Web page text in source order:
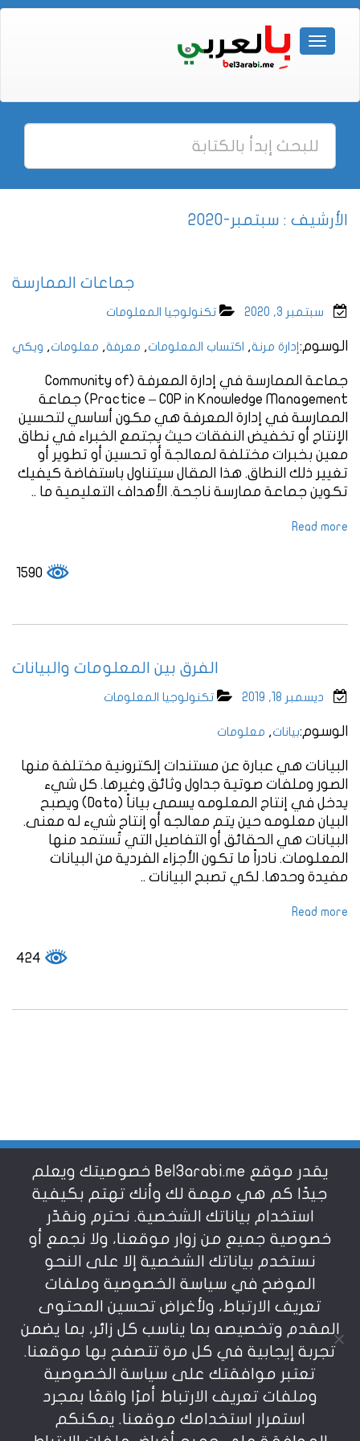
الأرشيف : سبتمبر-2020
جماعات الممارسة
سبتمبر 3, 2020 تكنولوجيا المعلومات
الوسوم: إدارة مرنة, اكتساب المعلومات, معرفة, معلومات, ويكي
جماعة الممارسة في إدارة المعرفة (Community of
Practice – COP in Knowledge Management) جماعة
الممارسة في إدارة المعرفة هي مكون أساسي لتحسين
الإنتاج أو تخفيض النفقات حيث يجتمع الخبراء في نطاق
معين بخبرات مختلفة لمعالجة أو تحسين أو تطوير أو
تغيير ذلك النطاق. هذا المقال سيتناول باستفاضة كيفيك
تكوين جماعة ممارسة ناجحة. الأهداف التعليمية ما ..
Read more
الفرق بين المعلومات والبيانات
ديسمبر 18, 2019 تكنولوجيا المعلومات
الوسوم:بيانات, معلومات
البيانات هي عبارة عن مستندات إلكترونية مختلفة منها
الصور وملفات صوتية جداول وثائق وغيرها. كل شيء
يدخل في إنتاج المعلومه يسمى بياناً (Data) ويصبح
البيان معلومه حين يتم معالجه أو إنتاج شيء له معنى.
البيانات هي الحقائق أو التفاصيل التي تُستمد منها
المعلومات. نادراً ما تكون الأجزاء الفردية من البيانات
مفيدة وحدها. لكي تصبح البيانات ..
Read more
شروط الاستخدام
سياسة الخصوصية
عن بالعربي
يمنع نسخ أو إعادة استخدام المواد المنشورة على
يقدر موقع Bel3arabi.me خصوصيتك ويعلم
جيدًا كم هي مهمة لك وأنك تهتم بكيفية
استخدام بياناتك الشخصية. نحترم ونقدّر
خصوصية جميع من زوار موقعنا، ولا نجمع أو
نستخدم بياناتك الشخصية إلا على النحو
الموضح في سياسة الخصوصية وملفات
تعريف الارتباط، ولأغراض تحسين المحتوى
المقدم وتخصيصه بما يناسب كل زائر، بما يضمن
تجربة إيجابية في كل مرة تتصفح بها موقعنا.
تعتبر موافقتك على سياسة الخصوصية
وملفات تعريف الارتباط أمرًا واقعًا بمجرد
استمرار استخدامك موقعنا. يمكنكم